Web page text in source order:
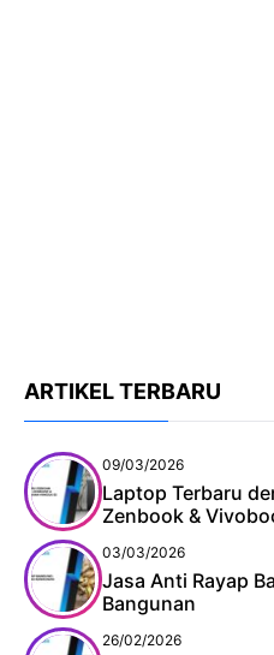
ARTIKEL TERBARU
09/03/2026
Laptop Terbaru
Zenbook &
03/03/2026
Jasa Anti Rayap
Bangunan
26/02/2026